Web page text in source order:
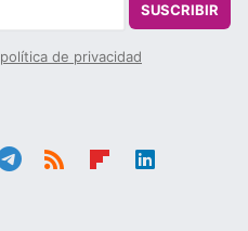
SUSCRIBIR
política de privacidad